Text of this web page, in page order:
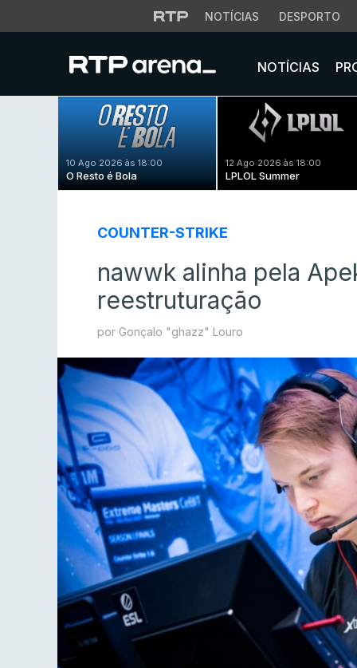
NOTÍCIAS DESPORTO
NOTÍCIAS
10 Ago 2026 às 18:00
O Resto é Bola
12 Ago 2026 às 18:00
LPLOL Summer
COUNTER-STRIKE
nawwk alinha pela
reestruturação
por Gonçalo "ghazz" Louro